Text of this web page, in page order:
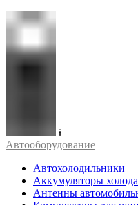
Автооборудование
Автохолодильники
Аккумуляторы холода
Антенны